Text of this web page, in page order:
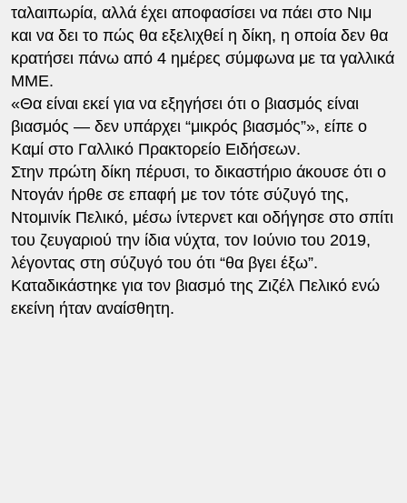
ταλαιπωρία, αλλά έχει αποφασίσει να πάει στο Νιμ
και να δει το πώς θα εξελιχθεί η δίκη, η οποία δεν θα
κρατήσει πάνω από 4 ημέρες σύμφωνα με τα γαλλικά
ΜΜΕ.
«Θα είναι εκεί για να εξηγήσει ότι ο βιασμός είναι
βιασμός — δεν υπάρχει “μικρός βιασμός”», είπε ο
Καμί στο Γαλλικό Πρακτορείο Ειδήσεων.
Στην πρώτη δίκη πέρυσι, το δικαστήριο άκουσε ότι ο
Ντογάν ήρθε σε επαφή με τον τότε σύζυγό της,
Ντομινίκ Πελικό, μέσω ίντερνετ και οδήγησε στο σπίτι
του ζευγαριού την ίδια νύχτα, τον Ιούνιο του 2019,
λέγοντας στη σύζυγό του ότι “θα βγει έξω”.
Καταδικάστηκε για τον βιασμό της Ζιζέλ Πελικό ενώ
εκείνη ήταν αναίσθητη.